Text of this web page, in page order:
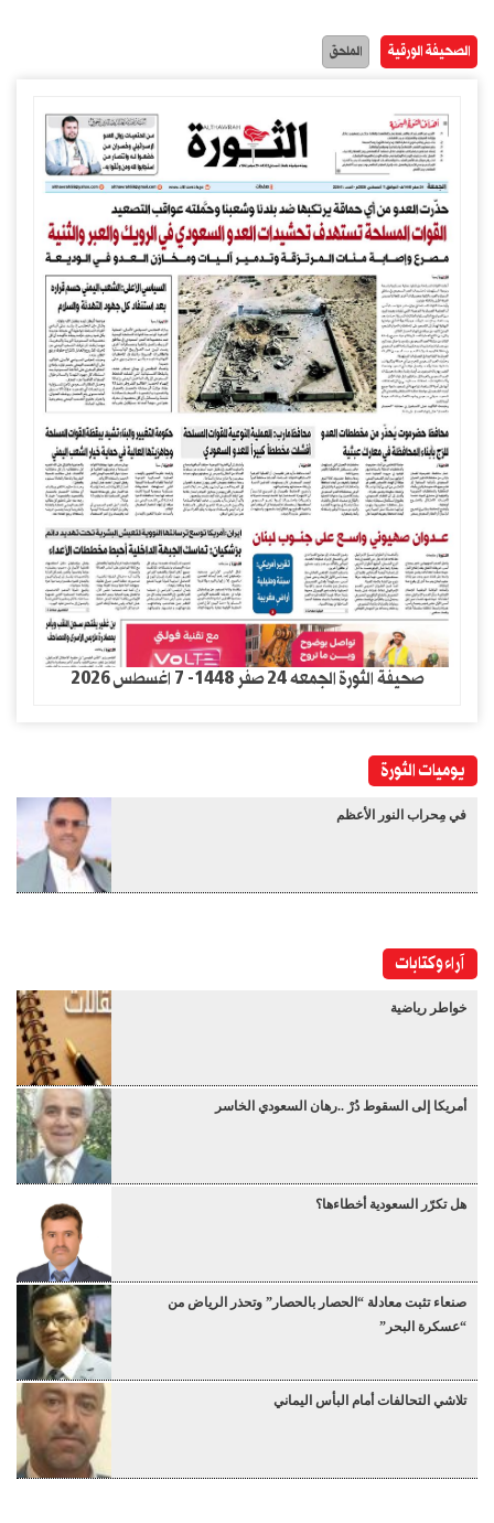
الصحيفة الورقية الملحق
صحيفة الثورة الجمعه 24 صفر 1448- 7 اغسطس 2026
يوميات الثورة
في مِحراب النور الأعظم
آراء وكتابات
خواطر رياضية
أمريكا إلى السقوط دُرْ ..رهان السعودي الخاسر
هل تكرّر السعودية أخطاءها؟
صنعاء تثبت معادلة “الحصار بالحصار” وتحذر الرياض من
“عسكرة البحر”
تلاشي التحالفات أمام البأس اليماني